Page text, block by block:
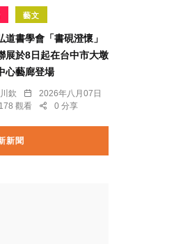
藝文
道書學會「書硯澄懷」
展於8日起在台中市大墩
心藝廊登場
欽
2026年八月07日
觀看
0 分享
新聞